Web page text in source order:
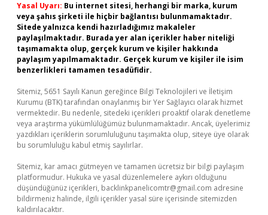
Yasal Uyarı: Bu internet sitesi, herhangi bir marka, kurum
veya şahıs şirketi ile hiçbir bağlantısı bulunmamaktadır.
Sitede yalnızca kendi hazırladığımız makaleler
paylaşılmaktadır. Burada yer alan içerikler haber niteliği
taşımamakta olup, gerçek kurum ve kişiler hakkında
paylaşım yapılmamaktadır. Gerçek kurum ve kişiler ile isim
benzerlikleri tamamen tesadüfidir.
Sitemiz, 5651 Sayılı Kanun gereğince Bilgi Teknolojileri ve İletişim
Kurumu (BTK) tarafından onaylanmış bir Yer Sağlayıcı olarak hizmet
vermektedir. Bu nedenle, sitedeki içerikleri proaktif olarak denetleme
veya araştırma yükümlülüğümüz bulunmamaktadır. Ancak, üyelerimiz
yazdıkları içeriklerin sorumluluğunu taşımakta olup, siteye üye olarak
bu sorumluluğu kabul etmiş sayılırlar.
Sitemiz, kar amacı gütmeyen ve tamamen ücretsiz bir bilgi paylaşım
platformudur. Hukuka ve yasal düzenlemelere aykırı olduğunu
düşündüğünüz içerikleri, backlinkpanelicomtr@gmail.com adresine
bildirmeniz halinde, ilgili içerikler yasal süre içerisinde sitemizden
kaldırılacaktır.